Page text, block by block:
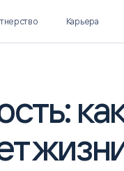
AI
ГИПЕРАВТОМАТИЗАЦИИ
Карьера